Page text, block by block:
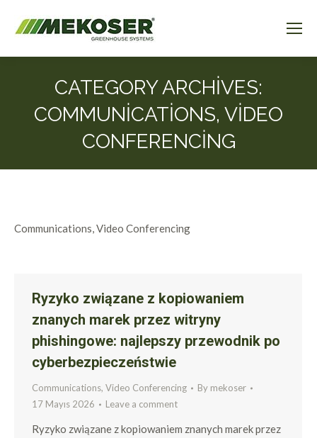
CATEGORY ARCHIVES:
COMMUNICATIONS, VIDEO
CONFERENCING
Communications, Video Conferencing
Ryzyko związane z kopiowaniem
znanych marek przez witryny
phishingowe: najlepszy przewodnik po
cyberbezpieczeństwie
Communications, Video Conferencing By mekoser
17 Mayıs 2026
Leave a comment
Ryzyko związane z kopiowaniem znanych marek przez